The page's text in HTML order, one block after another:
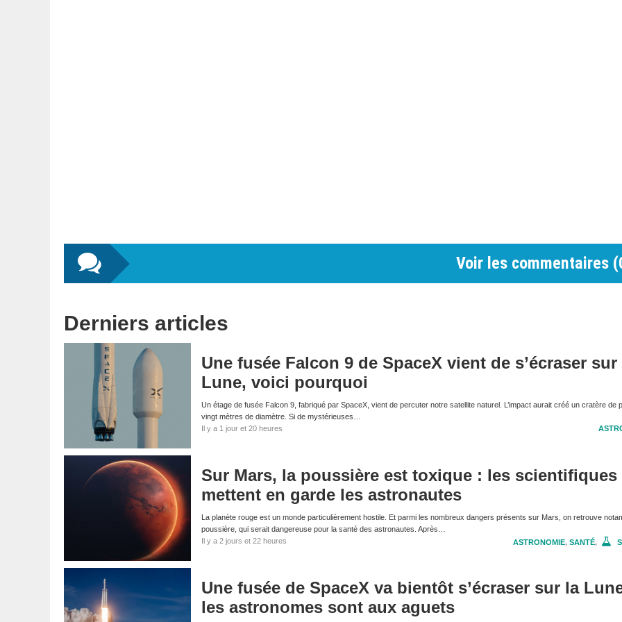
Voir les commentaires (
Derniers articles
Une fusée Falcon 9 de SpaceX vient de s’écraser sur
Lune, voici pourquoi
Un étage de fusée Falcon 9, fabriqué par SpaceX, vient de percuter notre satellite naturel. L’impact aurait créé un cratère de
vingt mètres de diamètre. Si de mystérieuses…
Il y a 1 jour et 20 heures
Sur Mars, la poussière est toxique : les scientifiques
mettent en garde les astronautes
La planète rouge est un monde particulièrement hostile. Et parmi les nombreux dangers présents sur Mars, on retrouve
poussière, qui serait dangereuse pour la santé des astronautes. Après…
Il y a 2 jours et 22 heures
ASTRONOMIE, SANTÉ,
Une fusée de SpaceX va bientôt s’écraser sur la
les astronomes sont aux aguets